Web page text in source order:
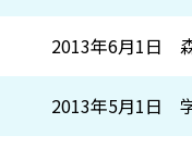
2013年6月1日
2013年5月1日